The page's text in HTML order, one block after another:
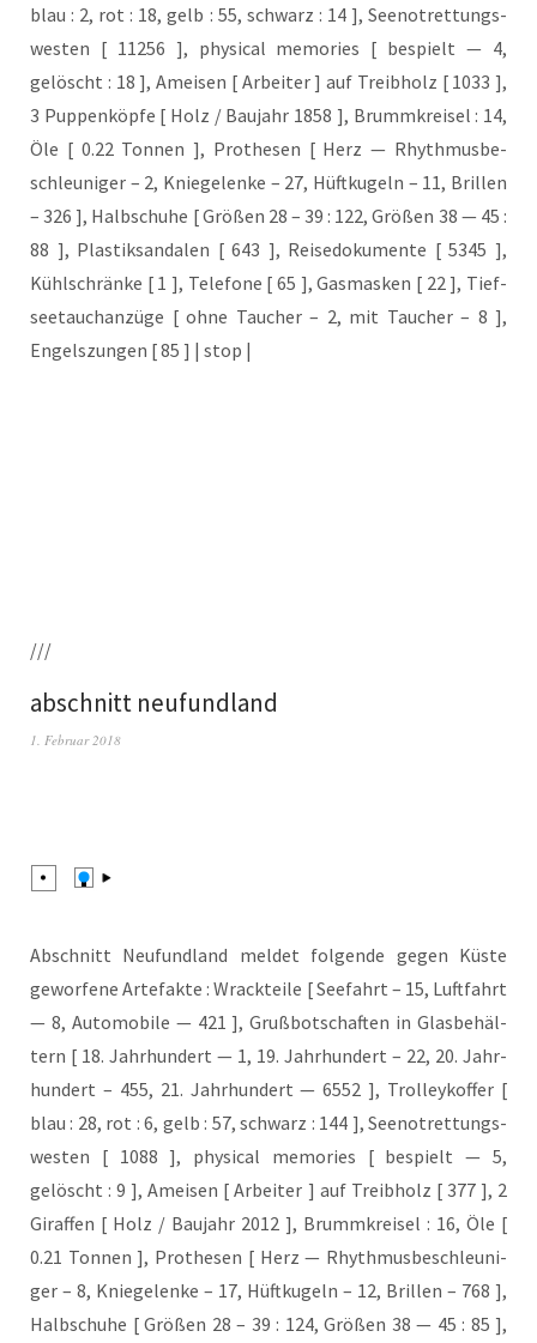
blau : 2, rot : 18, gelb : 55, schwarz : 14 ], See­not­ret­tungs­
wes­ten [ 11256 ], phy­si­cal memo­ries [ bespielt — 4,
gelöscht : 18 ], Amei­sen [ Arbei­ter ] auf Treib­holz [ 1033 ],
3 Pup­pen­köp­fe [ Holz / Bau­jahr 1858 ], Brumm­krei­sel : 14,
Öle [ 0.22 Ton­nen ], Pro­the­sen [ Herz — Rhyth­mus­be­
schleu­ni­ger – 2, Knie­ge­len­ke – 27, Hüft­ku­geln – 11, Bril­len
– 326 ], Halb­schu­he [ Grö­ßen 28 – 39 : 122, Grö­ßen 38 — 45 :
88 ], Plas­tik­san­da­len [ 643 ], Rei­se­do­ku­men­te [ 5345 ],
Kühl­schrän­ke [ 1 ], Tele­fo­ne [ 65 ], Gas­mas­ken [ 22 ], Tief­
see­tauch­an­zü­ge [ ohne Tau­cher – 2, mit Tau­cher – 8 ],
Engels­zun­gen [ 85 ] | stop |
///
abschnitt neufundland
1. Februar 2018
Abschnitt Neu­fund­land mel­det fol­gen­de gegen Küs­te
gewor­fe­ne Arte­fak­te : Wrack­tei­le [ See­fahrt – 15, Luft­fahrt
— 8, Auto­mo­bi­le — 421 ], Gruß­bot­schaf­ten in Glas­be­häl­
tern [ 18. Jahr­hun­dert — 1, 19. Jahr­hun­dert – 22, 20. Jahr­
hun­dert – 455, 21. Jahr­hun­dert — 6552 ], Trol­ley­kof­fer [
blau : 28, rot : 6, gelb : 57, schwarz : 144 ], See­not­ret­tungs­
wes­ten [ 1088 ], phy­si­cal memo­ries [ bespielt — 5,
gelöscht : 9 ], Amei­sen [ Arbei­ter ] auf Treib­holz [ 377 ], 2
Giraf­fen [ Holz / Bau­jahr 2012 ], Brumm­krei­sel : 16, Öle [
0.21 Ton­nen ], Pro­the­sen [ Herz — Rhyth­mus­be­schleu­ni­
ger – 8, Knie­ge­len­ke – 17, Hüft­ku­geln – 12, Bril­len – 768 ],
Halb­schu­he [ Grö­ßen 28 – 39 : 124, Grö­ßen 38 — 45 : 85 ],